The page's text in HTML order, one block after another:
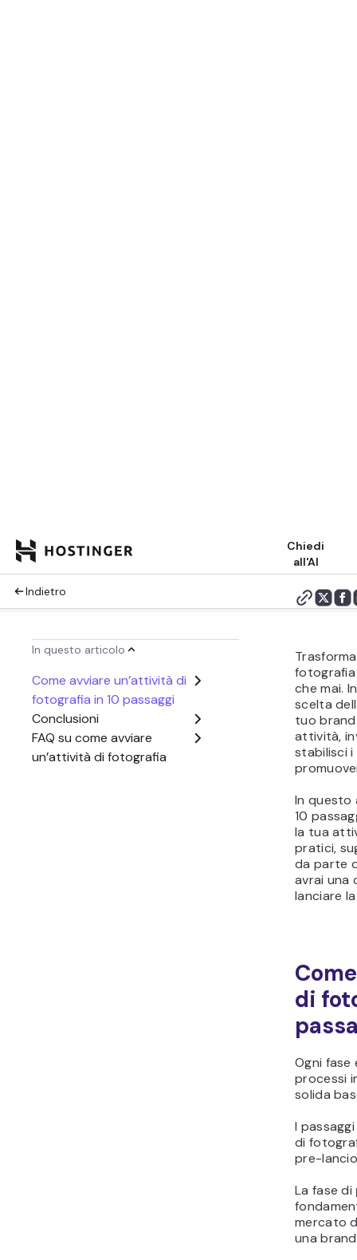
Share:
fotografia
che mai.
scelta
tuo
attività,
stabilisci i
In
10
la tua
pratici,
da parte
avrai una
lanciare
di
Ogni
processi
solida
I
di
pre-
La fase di
mercato
una